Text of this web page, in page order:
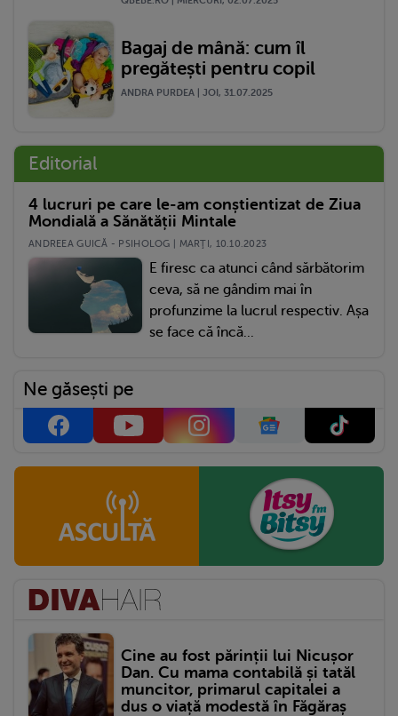
Bagaj de mână: cum îl
pregătești pentru copil
ANDRA PURDEA | JOI, 31.07.2025
Editorial
4 lucruri pe care le-am conștientizat de Ziua
Mondială a Sănătății Mintale
ANDREEA GUICĂ - PSIHOLOG | MARŢI, 10.10.2023
E firesc ca atunci când sărbătorim
ceva, să ne gândim mai în
profunzime la lucrul respectiv. Așa
se face că încă...
Ne găsești pe
Cine au fost părinții lui Nicușor
Dan. Cu mama contabilă și tatăl
muncitor, primarul capitalei a
dus o viață modestă în Făgăraș